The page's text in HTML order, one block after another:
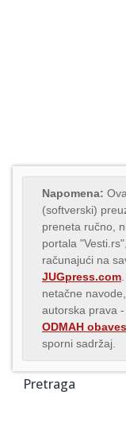
Napomena:
(softverski)
preneta ručno,
portala
računajući na
JUGpress.com
netačne
autorska prava
ODMAH
sporni sadržaj.
Pretraga